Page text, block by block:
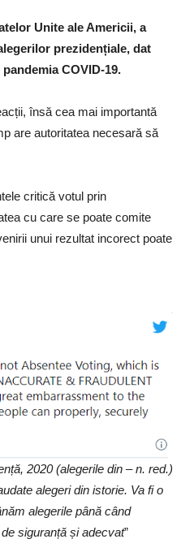
Unite ale Americii, a
prezidențiale, dat
COVID-19.
însă cea mai importantă
are autoritatea necesară să
critică votul prin
cu care se poate comite
unui rezultat incorect poate
2020 (alegerile din – n. red.)
alegeri din istorie. Va fi o
alegerile până când
siguranță și adecvat”